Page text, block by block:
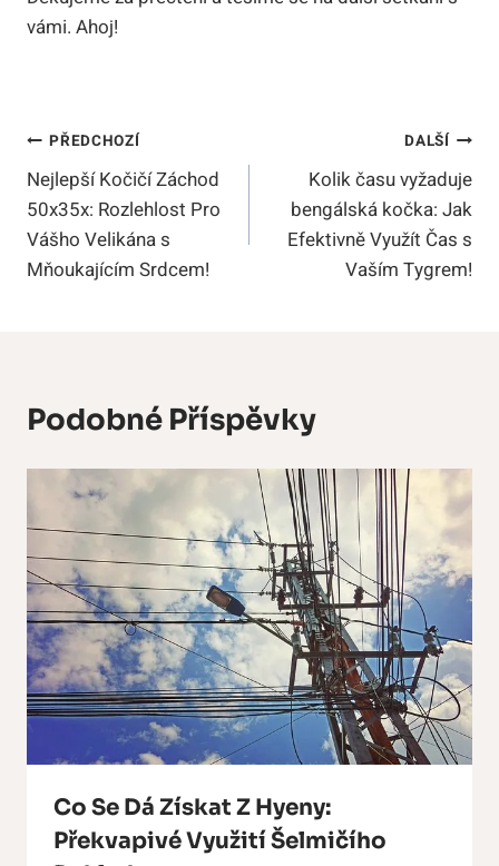
vámi. Ahoj!
Navigace
Pro
Příspěvek
PŘEDCHOZÍ
Nejlepší Kočičí Záchod
50x35x: Rozlehlost Pro
Vášho Velikána s
Mňoukajícím Srdcem!
DALŠÍ
Kolik času vyžaduje
bengálská kočka: Jak
Efektivně Využít Čas s
Vaším Tygrem!
Podobné Příspěvky
Co Se Dá Získat Z Hyeny:
Překvapivé Využití Šelmičího